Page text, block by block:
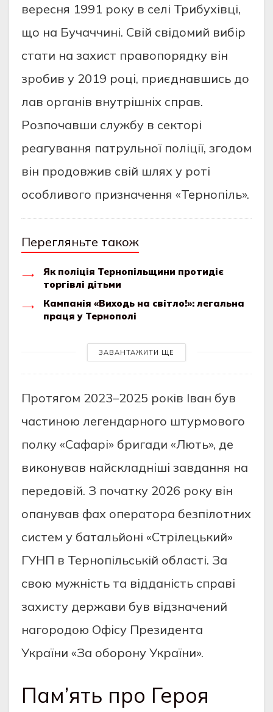
вересня 1991 року в селі Трибухівці,
що на Бучаччині. Свій свідомий вибір
стати на захист правопорядку він
зробив у 2019 році, приєднавшись до
лав органів внутрішніх справ.
Розпочавши службу в секторі
реагування патрульної поліції, згодом
він продовжив свій шлях у роті
особливого призначення «Тернопіль».
Перегляньте також
Як поліція Тернопільщини протидіє
торгівлі дітьми
Кампанія «Виходь на світло!»: легальна
праця у Тернополі
ЗАВАНТАЖИТИ ЩЕ
Протягом 2023–2025 років Іван був
частиною легендарного штурмового
полку «Сафарі» бригади «Лють», де
виконував найскладніші завдання на
передовій. З початку 2026 року він
опанував фах оператора безпілотних
систем у батальйоні «Стрілецький»
ГУНП в Тернопільській області. За
свою мужність та відданість справі
захисту держави був відзначений
нагородою Офісу Президента
України «За оборону України».
Пам’ять про Героя